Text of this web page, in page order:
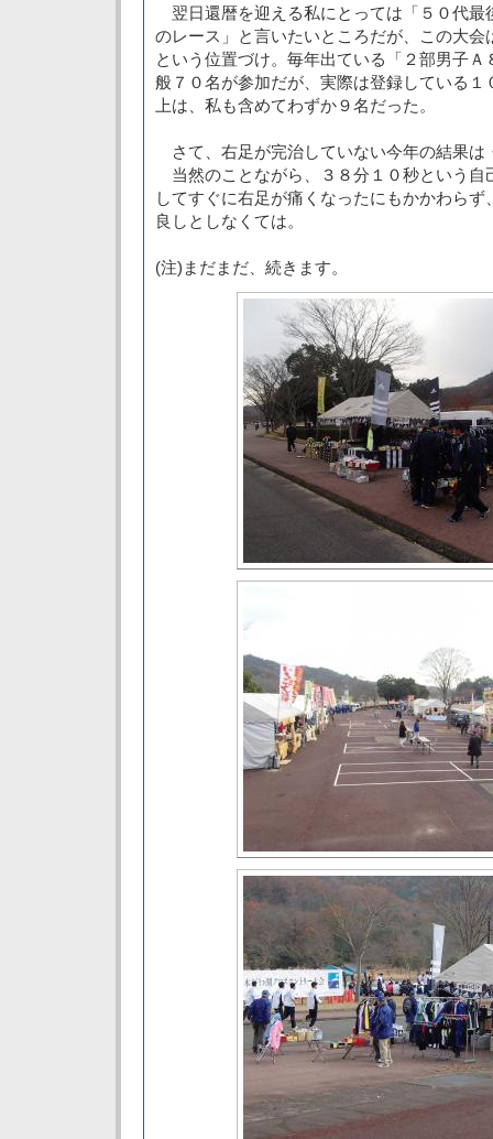
翌日還暦を迎える私にとっては「５０代最
のレース」と言いたいところだが、この大会
という位置づけ。毎年出ている「２部男子
般７０名が参加だが、実際は登録している１
上は、私も含めてわずか９名だった。
さて、右足が完治していない今年の結果は
当然のことながら、３８分１０秒という自
してすぐに右足が痛くなったにもかかわら
良しとしなくては。
(注)まだまだ、続きます。